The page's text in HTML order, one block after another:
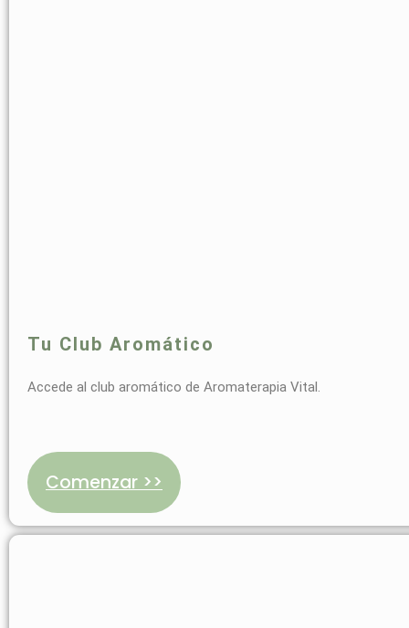
Tu Club Aromático
Accede al club aromático de Aromaterapia Vital.
Comenzar >>